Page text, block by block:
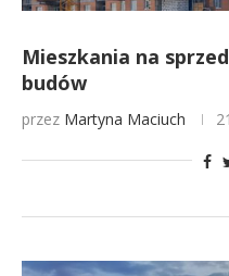
Mieszkania na
budów
przez Martyna Maciuch